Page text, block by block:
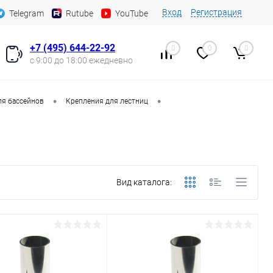
Telegram Rutube YouTube Вход Регистрация
+7 (495) 644-22-92
с 9:00 до 18:00 ежедневно
0 0 0
бассейнов • Крепления для лестниц •
Вид каталога: